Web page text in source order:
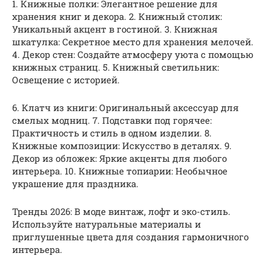
1. Книжные полки: Элегантное решение для
хранения книг и декора. 2. Книжный столик:
Уникальный акцент в гостиной. 3. Книжная
шкатулка: Секретное место для хранения мелочей.
4. Декор стен: Создайте атмосферу уюта с помощью
книжных страниц. 5. Книжный светильник:
Освещение с историей.
6. Клатч из книги: Оригинальный аксессуар для
смелых модниц. 7. Подставки под горячее:
Практичность и стиль в одном изделии. 8.
Книжные композиции: Искусство в деталях. 9.
Декор из обложек: Яркие акценты для любого
интерьера. 10. Книжные топиарии: Необычное
украшение для праздника.
Тренды 2026: В моде винтаж, лофт и эко-стиль.
Используйте натуральные материалы и
приглушенные цвета для создания гармоничного
интерьера.